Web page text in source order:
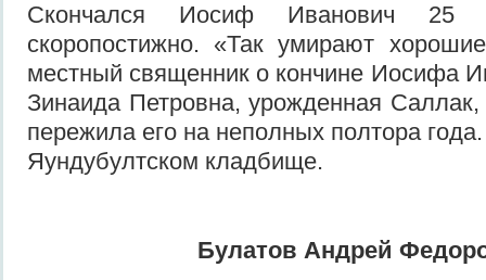
Скончался Иосиф Иванович
скоропостижно. «Так умирают
местный священник о кончине Иосифа
Зинаида Петровна, урожденная Саллак,
пережила его на неполных полтора
Яундубултском кладбище.
Булатов Андрей